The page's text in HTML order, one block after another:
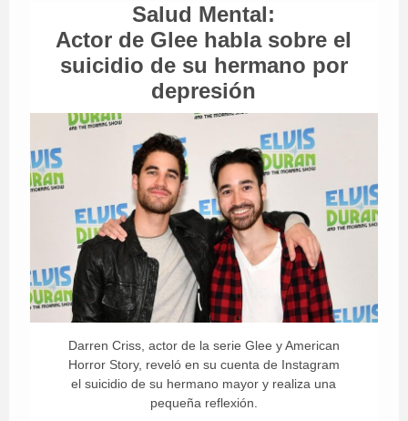
Salud Mental:
Actor de Glee habla sobre el
suicidio de su hermano por
depresión
Darren Criss, actor de la serie Glee y American
Horror Story, reveló en su cuenta de Instagram
el suicidio de su hermano mayor y realiza una
pequeña reflexión.